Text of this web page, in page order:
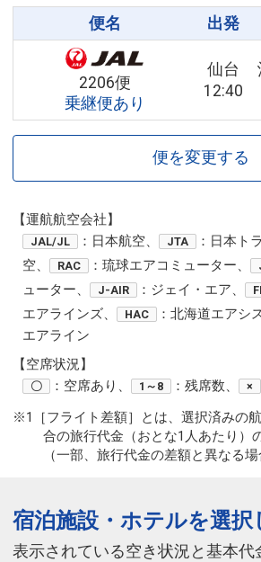
便名 出発
2206便
乗継便あり
仙台
12:40
便を変更する
【運航航空会社】
JAL/JL ：日本航空、 JTA
：日本ト
空、
RAC ：琉球エアコミューター、
ューター、
J-AIR ：ジェイ・エア、
エアラインズ、
HAC ：北海道エアシ
エアライン
【空席状況】
〇 ：空席あり、 1～8 ：残席数、 ×
※1［フライト差額］とは、選択済みの
合の旅行代金（おとな1人あたり）
（一部、旅行代金の差額と異なる場
宿泊施設・ホテルを選
表示されている空き状況と基本代